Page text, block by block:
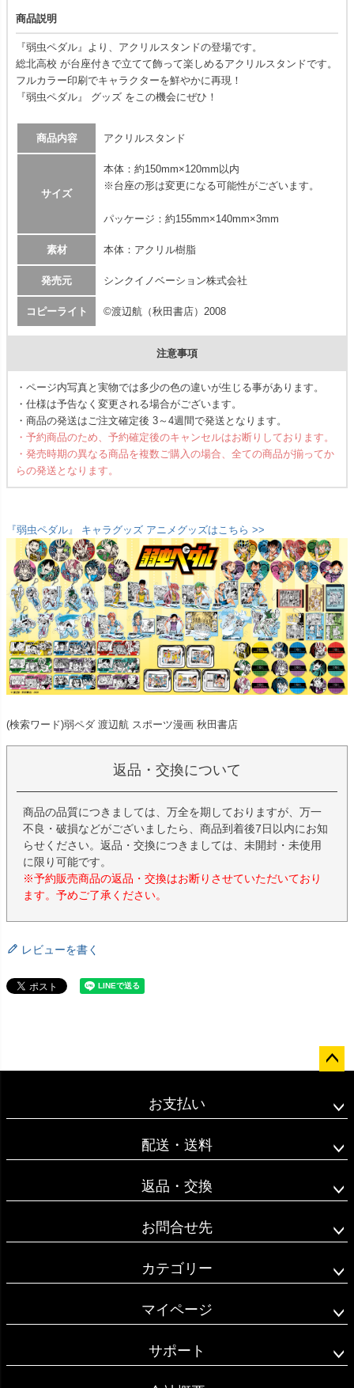
商品説明
『弱虫ペダル』より、アクリルスタンドの登場です。
総北高校 が台座付きで立てて飾って楽しめるアクリルスタンドです。
フルカラー印刷でキャラクターを鮮やかに再現！
『弱虫ペダル』 グッズ をこの機会にぜひ！
商品内容 アクリルスタンド
サイズ
本体：約150mm×120mm以内
※台座の形は変更になる可能性がございます。
パッケージ：約155mm×140mm×3mm
素材 本体：アクリル樹脂
発売元 シンクイノベーション株式会社
コピーライト ©渡辺航（秋田書店）2008
注意事項
・ページ内写真と実物では多少の色の違いが生じる事があります。
・仕様は予告なく変更される場合がございます。
・商品の発送はご注文確定後 3～4週間で発送となります。
・予約商品のため、予約確定後のキャンセルはお断りしております。
・発売時期の異なる商品を複数ご購入の場合、全ての商品が揃ってか
らの発送となります。
『弱虫ペダル』 キャラグッズ アニメグッズはこちら >>
(検索ワード)弱ペダ 渡辺航 スポーツ漫画 秋田書店
返品・交換について
商品の品質につきましては、万全を期しておりますが、万一
不良・破損などがございましたら、商品到着後7日以内にお知
らせください。返品・交換につきましては、未開封・未使用
に限り可能です。
※予約販売商品の返品・交換はお断りさせていただいており
ます。予めご了承ください。
レビューを書く
ップ
お支払い
配送・送料
返品・交換
お問合せ先
カテゴリー
マイページ
サポート